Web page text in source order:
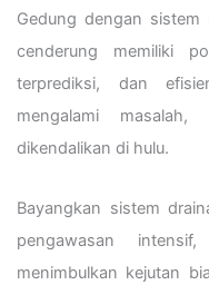
Gedung dengan
cenderung memiliki
terprediksi, dan
mengalami
dikendalikan di hulu.
Bayangkan sistem
pengawasan
menimbulkan kejutan